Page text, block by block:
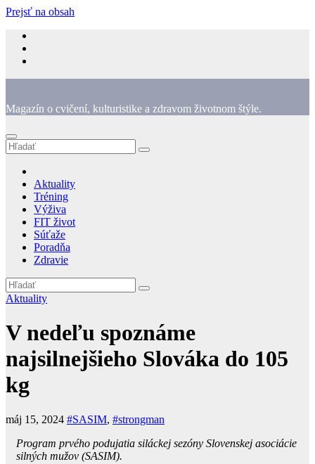
Prejsť na obsah
Magazín o cvičení, kulturistike a zdravom životnom štýle.
Aktuality
Tréning
Výživa
FIT život
Súťaže
Poradňa
Zdravie
Aktuality
V nedeľu spoznáme
najsilnejšieho Slováka do 105
kg
máj 15, 2024 #SASIM, #strongman
Program prvého podujatia siláckej sezóny Slovenskej asociácie
silných mužov (SASIM).